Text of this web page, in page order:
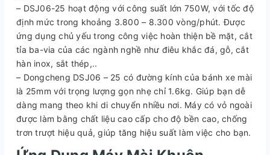
– DSJ06-25 hoạt động với công suất lớn 750W, với tốc độ
định mức trong khoảng 3.800 – 8.300 vòng/phút. Được
ứng dụng chủ yếu trong công việc hoàn thiện bề mặt, cắt
tỉa ba-via của các ngành nghề như điêu khắc đá, gỗ, cắt
hàn inox, sắt thép,..
– Dongcheng DSJ06 – 25 có đường kính của bánh xe mài
là 25mm với trọng lượng gọn nhẹ chỉ 1.6kg. Giúp bạn dễ
dàng mang theo khi di chuyển nhiều nơi. Máy có vỏ ngoài
được làm bằng chất liệu cao cấp cho độ bền cao, chống
trơn trượt hiệu quả, giúp tăng hiệu suất làm việc cho bạn.